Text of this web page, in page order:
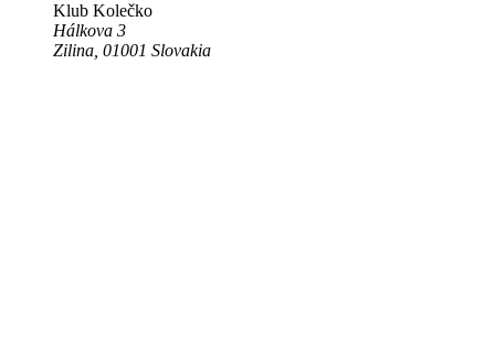
Klub Kolečko
Hálkova 3
Zilina, 01001 Slovakia